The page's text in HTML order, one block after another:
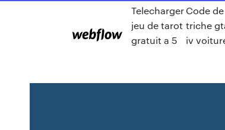
Telecharger
jeu de tarot
gratuit a 5
Code de
triche
iv